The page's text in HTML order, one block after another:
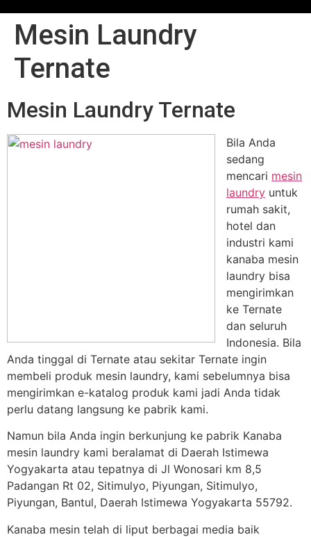
Mesin Laundry
Ternate
Mesin Laundry Ternate
Bila Anda
sedang
mencari mesin
laundry untuk
rumah sakit,
hotel dan
industri kami
kanaba mesin
laundry bisa
mengirimkan
ke Ternate
dan seluruh
Indonesia. Bila
Anda tinggal di Ternate atau sekitar Ternate ingin
membeli produk mesin laundry, kami sebelumnya bisa
mengirimkan e-katalog produk kami jadi Anda tidak
perlu datang langsung ke pabrik kami.
Namun bila Anda ingin berkunjung ke pabrik Kanaba
mesin laundry kami beralamat di Daerah Istimewa
Yogyakarta atau tepatnya di Jl Wonosari km 8,5
Padangan Rt 02, Sitimulyo, Piyungan, Sitimulyo,
Piyungan, Bantul, Daerah Istimewa Yogyakarta 55792.
Kanaba mesin telah di liput berbagai media baik